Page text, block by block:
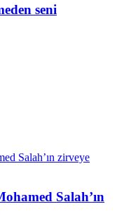
seni
Salah’ın